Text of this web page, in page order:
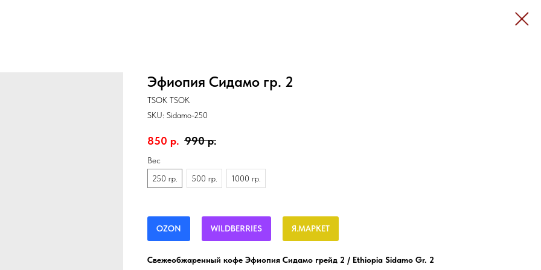
Эфиопия Сидамо гр. 2
TSOK TSOK
SKU: Sidamo-250
850 р. 990 р.
Вес
250 гр.
500 гр. 1000 гр.
OZON WILDBERRIES Я.МАРКЕТ
Свежеобжаренный кофе Эфиопия Сидамо грейд 2 / Ethiopia Sidamo Gr. 2